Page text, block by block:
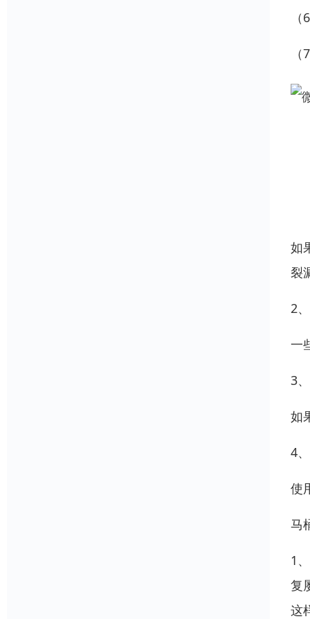
如
裂
2
一
3
如
4
使
马
1
复
这